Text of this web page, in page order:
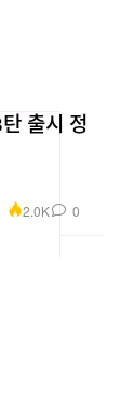
출시 정
2.0K 0